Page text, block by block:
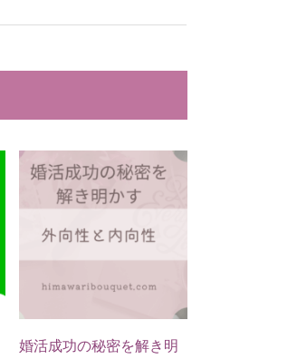
婚活成功の秘密を解き明